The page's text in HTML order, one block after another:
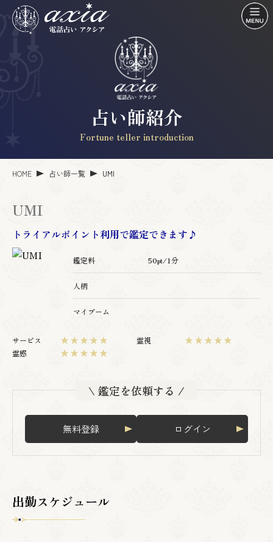
占い師紹介
Fortune teller introduction
HOME 占い師一覧 UMI
UMI
トライアルポイント利用で鑑定できます♪
鑑定料 50pt/1分
人柄
マイブーム
サービス
霊視
霊感
\ 鑑定を依頼する /
無料登録 ログイン
出勤スケジュール